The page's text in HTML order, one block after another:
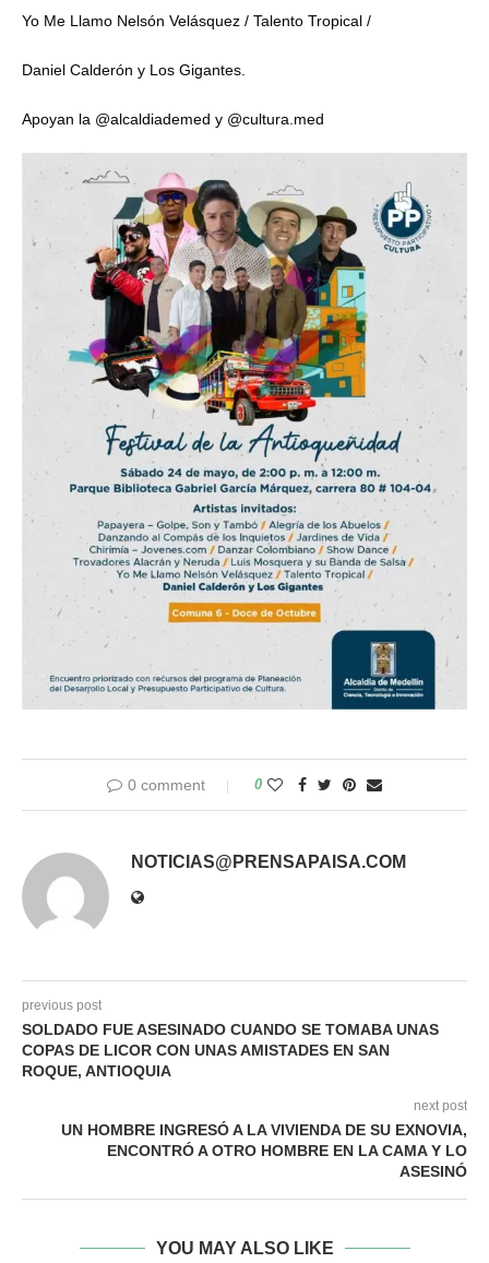
Yo Me Llamo Nelsón Velásquez / Talento Tropical /
Daniel Calderón y Los Gigantes.
Apoyan la @alcaldiademed y @cultura.med
0 comment 0
NOTICIAS@PRENSAPAISA.COM
previous post
SOLDADO FUE ASESINADO CUANDO SE TOMABA UNAS
COPAS DE LICOR CON UNAS AMISTADES EN SAN
ROQUE, ANTIOQUIA
next post
UN HOMBRE INGRESÓ A LA VIVIENDA DE SU EXNOVIA,
ENCONTRÓ A OTRO HOMBRE EN LA CAMA Y LO
ASESINÓ
YOU MAY ALSO LIKE